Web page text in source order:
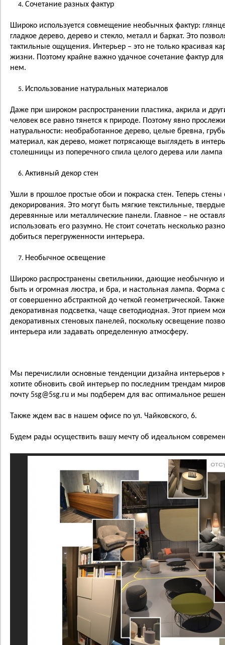
Сочетание разных фактур
Широко используется совмещение необычных фактур:
гладкое дерево, дерево и стекло, металл и бархат. Это
тактильные ощущения. Интерьер – это не только красивая
жизни. Поэтому крайне важно удачное сочетание фактур
нем.
Использование натуральных материалов
Даже при широком распространении пластика, акрила и
человек все равно тянется к природе. Поэтому явно
натуральности: необработанное дерево, целые бревна,
материал, как дерево, может потрясающе выглядеть в
столешницы из поперечного спила целого дерева или лампа
Активный декор стен
Ушли в прошлое простые обои и покраска стен. Теперь стены
декорирования. Это могут быть мягкие текстильные,
деревянные или металлические панели. Главное – не
использовать его разумно. Не стоит сочетать несколько
добиться перегруженности интерьера.
Необычное освещение
Широко распространены светильники, дающие необычную
быть и огромная люстра, и бра, и настольная лампа. Форма
от совершенно абстрактной до четкой геометрической.
декоративная подсветка, чаще светодиодная. Этот прием
декоративных стеновых панелей, поскольку освещение
интерьера или задавать определенную атмосферу.
Мы перечислили основные тенденции дизайна интерьеров
хотите обновить свой интерьер по последним трендам
почту 5sg@5sg.ru и мы подберем для вас оптимальное
Также ждем вас в нашем офисе по ул. Чайковского, 6.
Будем рады осуществить вашу мечту об идеальном